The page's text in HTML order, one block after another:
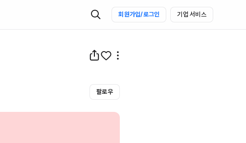
회원가입/로그인 기업 서비스
팔로우